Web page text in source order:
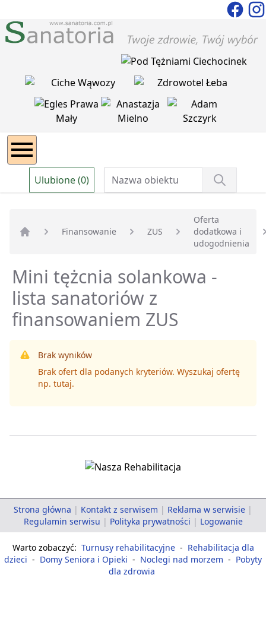
Ulubione (0)
Finansowanie ZUS
Oferta
dodatkowa i
udogodnienia
Mini tężcnia solankowa -
lista sanatoriów z
finansowaniem ZUS
Brak wyników
Brak ofert dla podanych kryteriów. Wyszukaj ofertę
np. tutaj.
Strona główna | Kontakt z serwisem | Reklama w serwisie |
Regulamin serwisu | Polityka prywatności | Logowanie
Warto zobaczyć: Turnusy rehabilitacyjne - Rehabilitacja dla
dzieci - Domy Seniora i Opieki - Noclegi nad morzem - Pobyty
dla zdrowia